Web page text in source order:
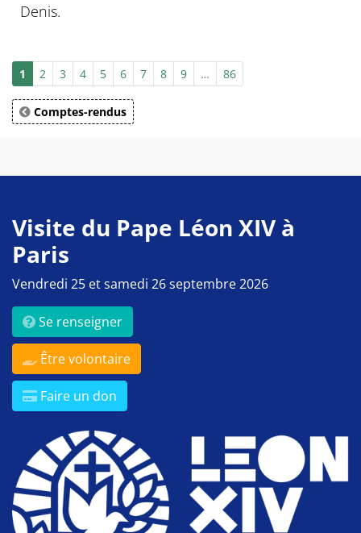
Denis.
1 2 3 4 5 6 7 8 9 … 86
Comptes-rendus
Visite du Pape Léon XIV à
Paris
Vendredi 25 et samedi 26 septembre 2026
Se renseigner
Être volontaire
Faire un don